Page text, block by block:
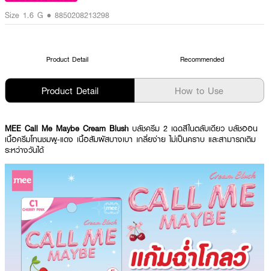
Size 1.6 G • 8850208213298
Product Detail Recommended
Product Detail How to Use
MEE Call Me Maybe Cream Blush บลัชครีม 2 เฉดสีในตลับเดียว บลัชออน
เนื้อครีมโทนชมพู-แดง เนื้อสัมผัสบางเบา เกลี่ยง่าย ไม่เป็นคราบ และสามารถเติม
ระหว่างวันได้